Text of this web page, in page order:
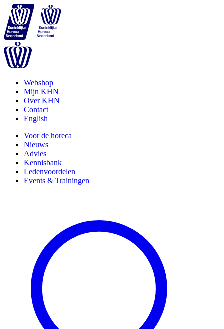
Webshop
Mijn KHN
Over KHN
Contact
English
Voor de horeca
Nieuws
Advies
Kennisbank
Ledenvoordelen
Events & Trainingen